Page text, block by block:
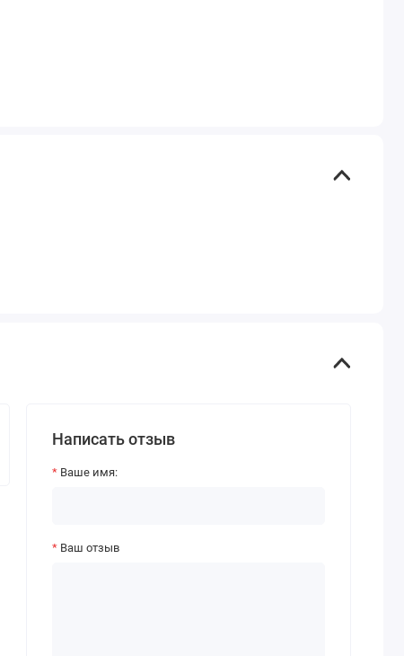
Написать отзыв
Ваше имя:
Ваш отзыв